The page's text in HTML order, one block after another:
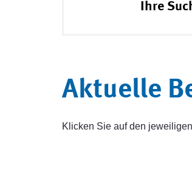
Ihre
Aktuelle
Klicken Sie auf den